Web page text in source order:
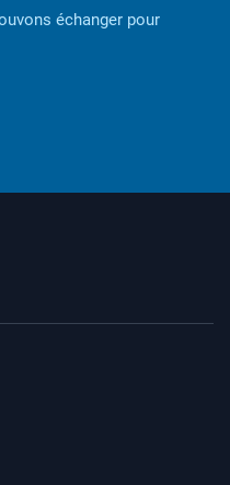
échanger pour